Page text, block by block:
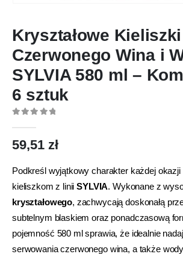
Kryształowe
Czerwonego Wina i
SYLVIA 580 ml –
6 sztuk
59,51 zł
Podkreśl wyjątkowy charakter każdej
kieliszkom z liniiSYLVIA. Wykonane z
kryształowego, zachwycają doskonałą
subtelnym blaskiem oraz ponadczasową
pojemność 580 ml sprawia, że idealnie
serwowania czerwonego wina, a także